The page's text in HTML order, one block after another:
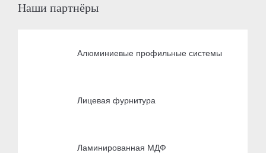
Наши партнёры
Алюминиевые профильные системы
Лицевая фурнитура
Ламинированная МДФ